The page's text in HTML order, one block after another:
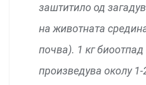
заштитило од
на животната
почва). 1 кг
произведува околу 1-